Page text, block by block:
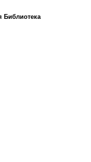
Библиотека